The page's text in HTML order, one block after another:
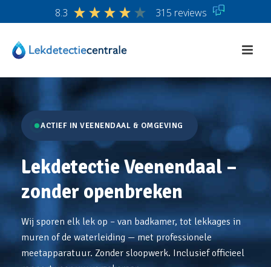
8.3 315 reviews
ACTIEF IN VEENENDAAL & OMGEVING
Lekdetectie Veenendaal –
zonder openbreken
Wij sporen elk lek op – van badkamer, tot lekkages in
muren of de waterleiding — met professionele
meetapparatuur. Zonder sloopwerk. Inclusief officieel